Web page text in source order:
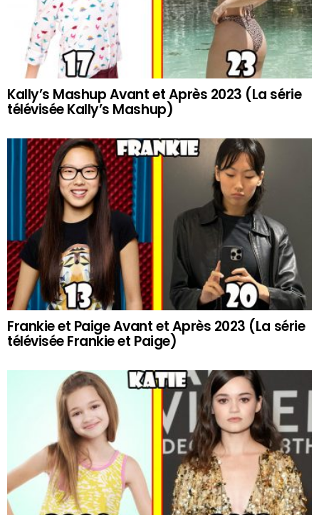
Kally’s Mashup Avant et Après 2023 (La série
télévisée Kally’s Mashup)
Frankie et Paige Avant et Après 2023 (La série
télévisée Frankie et Paige)